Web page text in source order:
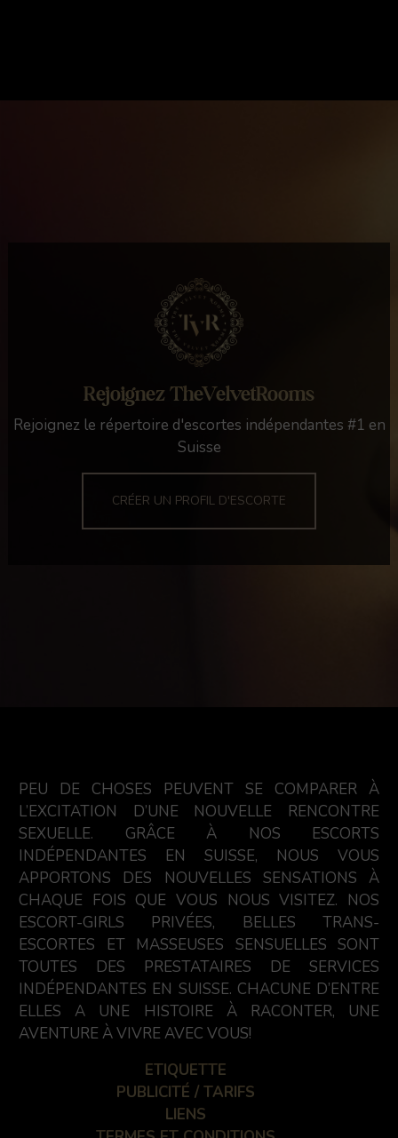
Rejoignez TheVelvetRooms
Rejoignez le répertoire d'escortes indépendantes #1 en
Suisse
CRÉER UN PROFIL D'ESCORTE
PEU DE CHOSES PEUVENT SE COMPARER À
L’EXCITATION D’UNE NOUVELLE RENCONTRE
SEXUELLE. GRÂCE À NOS ESCORTS
INDÉPENDANTES EN SUISSE, NOUS VOUS
APPORTONS DES NOUVELLES SENSATIONS À
CHAQUE FOIS QUE VOUS NOUS VISITEZ. NOS
ESCORT-GIRLS PRIVÉES, BELLES TRANS-
ESCORTES ET MASSEUSES SENSUELLES SONT
TOUTES DES PRESTATAIRES DE SERVICES
INDÉPENDANTES EN SUISSE. CHACUNE D’ENTRE
ELLES A UNE HISTOIRE À RACONTER, UNE
AVENTURE À VIVRE AVEC VOUS!
ETIQUETTE
PUBLICITÉ / TARIFS
LIENS